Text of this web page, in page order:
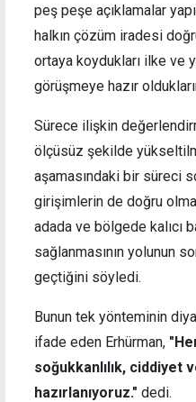
peş peşe açıklamalar
halkın çözüm iradesi
ortaya koydukları ilke ve
görüşmeye hazır
Sürece ilişkin
ölçüsüz şekilde
aşamasındaki bir süreci
girişimlerin de doğru
adada ve bölgede kalıcı
sağlanmasının yolunun
geçtiğini söyledi.
Bunun tek yönteminin
ifade eden Erhürman,
soğukkanlılık, ciddiyet
hazırlanıyoruz." dedi.